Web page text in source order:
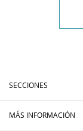
SECCIONES
MÁS INFORMACIÓN